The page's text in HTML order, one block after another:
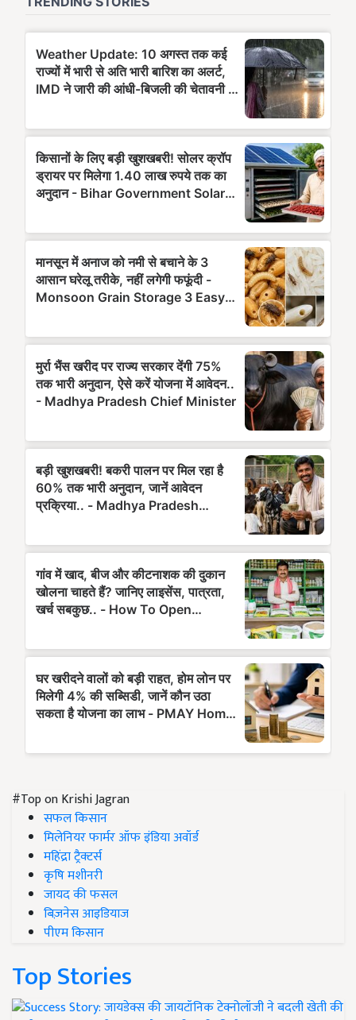
#Top on Krishi Jagran
सफल किसान
मिलेनियर फार्मर ऑफ इंडिया अवॉर्ड
महिंद्रा ट्रैक्टर्स
कृषि मशीनरी
जायद की फसल
बिज़नेस आइडियाज
पीएम किसान
Top Stories